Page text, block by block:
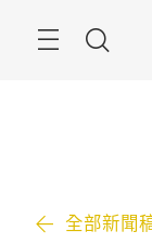
全部新聞